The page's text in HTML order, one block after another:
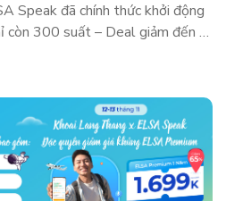
Speak đã chính thức khởi động
còn 300 suất – Deal giảm đến 5
dịp đặc biệt trong năm để sở
ELSA Pro với giá ưu đãi hiếm